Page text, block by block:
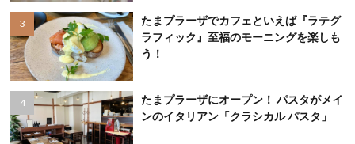
たまプラーザでカフェといえば『ラテグ
ラフィック』至福のモーニングを楽しも
う！
たまプラーザにオープン！ パスタがメイ
ンのイタリアン「クラシカル パスタ」